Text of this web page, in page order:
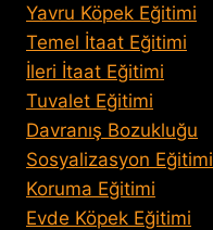
Yavru Köpek Eğitimi
Temel İtaat Eğitimi
İleri İtaat Eğitimi
Tuvalet Eğitimi
Davranış Bozukluğu
Sosyalizasyon Eğitimi
Koruma Eğitimi
Evde Köpek Eğitimi